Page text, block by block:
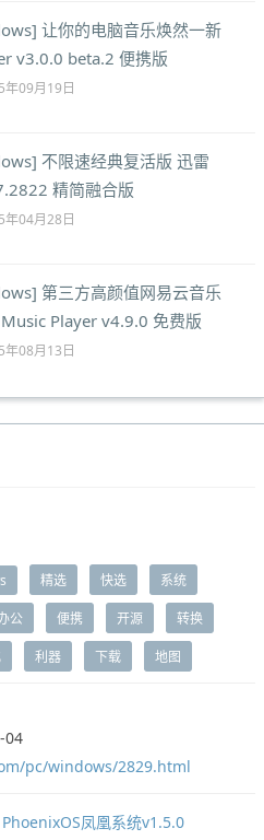
让你的电脑音乐焕然一新
v3.0.0 beta.2 便携版
年09月19日
不限速经典复活版 迅雷
精简融合版
年04月28日
第三方高颜值网易云音乐
Player v4.9.0 免费版
年08月13日
精选 快选 系统
公 便携 开源 转换
利器 下载 地图
04
pc/windows/2829.html
凤凰系统v1.5.0